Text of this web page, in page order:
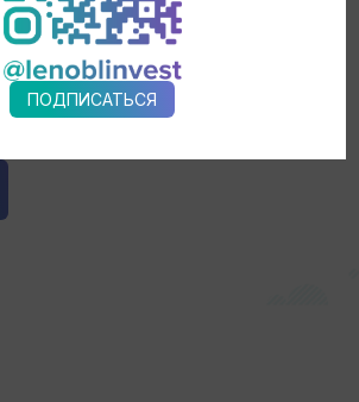
46,7 млрд рублей, портфель
– 55,9 млрд рублей. Офисы банка
и юридических лиц
Ленинградской области.
ПОДПИСАТЬСЯ